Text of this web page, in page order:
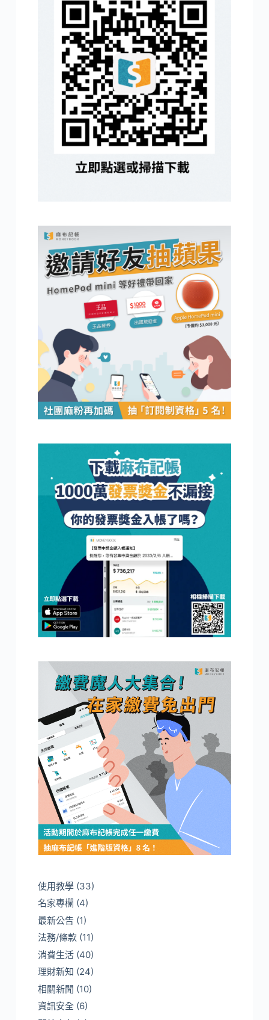
使用教學(33)
名家專欄 (4)
最新公告(1)
法務/條款(11)
消費生活(40)
理財新知 (24)
相關新聞 (10)
資訊安全(6)